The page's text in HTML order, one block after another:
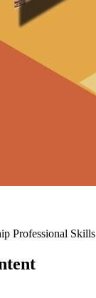
Professional Skills